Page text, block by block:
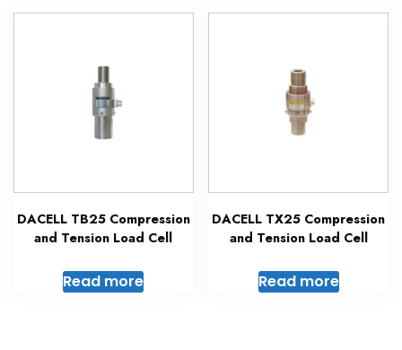
DACELL TB25 Compression
and Tension Load Cell
Read more
DACELL TX25 Compression
and Tension Load Cell
Read more